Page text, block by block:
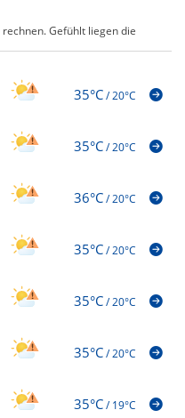
Gefühlt liegen die
35°C/20°C
35°C/20°C
36°C/20°C
35°C/20°C
35°C/20°C
35°C/20°C
35°C/19°C